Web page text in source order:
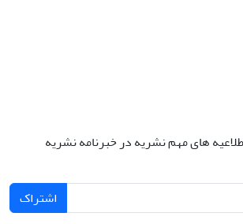
های مهم نشریه در خبرنامه نشریه
اشتراک